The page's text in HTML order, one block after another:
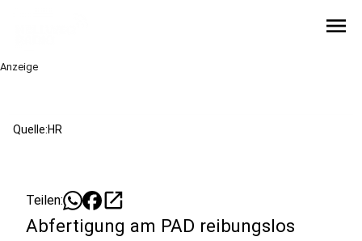
menu
Anzeige
Quelle:HR
Teilen: open_in_new
Abfertigung am PAD reibungslos